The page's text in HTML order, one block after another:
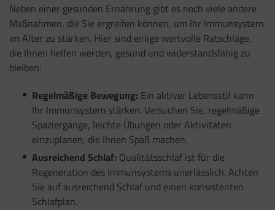
Neben einer gesunden Ernährung gibt es noch viele andere
Maßnahmen, die Sie ergreifen können, um Ihr Immunsystem
im Alter zu stärken. Hier sind einige wertvolle Ratschläge,
die Ihnen helfen werden, gesund und widerstandsfähig zu
bleiben:
Regelmäßige Bewegung: Ein aktiver Lebensstil kann
Ihr Immunsystem stärken. Versuchen Sie, regelmäßige
Spaziergänge, leichte Übungen oder Aktivitäten
einzuplanen, die Ihnen Spaß machen.
Ausreichend Schlaf: Qualitätsschlaf ist für die
Regeneration des Immunsystems unerlässlich. Achten
Sie auf ausreichend Schlaf und einen konsistenten
Schlafplan.